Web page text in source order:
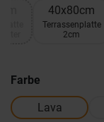
40x80cm
Terrassenplatte
2cm
Farbe
Lava